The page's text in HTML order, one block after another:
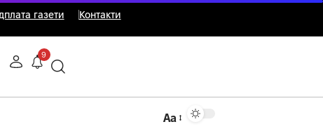
газети Контакти
9
Аа